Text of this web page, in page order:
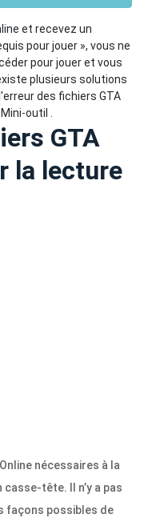
et recevez un
pour jouer », vous ne
pour jouer et vous
plusieurs solutions
des fichiers GTA
outil .
GTA
la lecture
nécessaires à la
tête. Il n’y a pas
façons possibles de